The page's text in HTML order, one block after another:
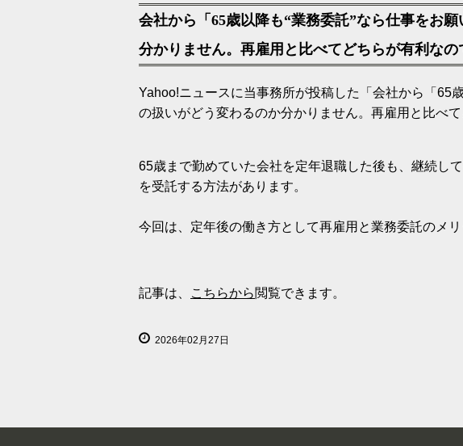
会社から「65歳以降も“業務委託”なら仕事をお
分かりません。再雇用と比べてどちらが有利なの
Yahoo!ニュースに当事務所が投稿した「会社から「65
の扱いがどう変わるのか分かりません。再雇用と比べ
65歳まで勤めていた会社を定年退職した後も、継続し
を受託する方法があります。
今回は、定年後の働き方として再雇用と業務委託のメ
記事は、 こちらから閲覧できます。
2026年02月27日